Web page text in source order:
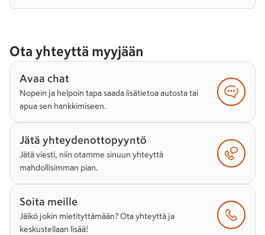
Ota yhteyttä myyjään
Avaa chat
Nopein ja helpoin tapa saada lisätietoa autosta tai
apua sen hankkimiseen.
Jätä yhteydenottopyyntö
Jätä viesti, niin otamme sinuun yhteyttä
mahdollisimman pian.
Soita meille
Jäikö jokin mietityttämään? Ota yhteyttä ja
keskustellaan lisää!